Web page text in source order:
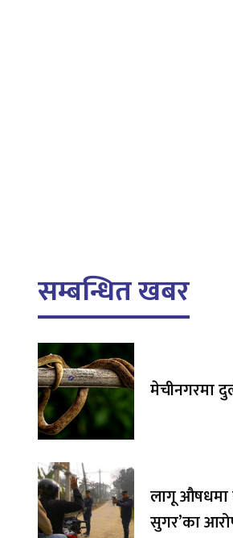
सम्बन्धित खबर
मेचीनगरमा
लागू औषधमा
सुगर’का